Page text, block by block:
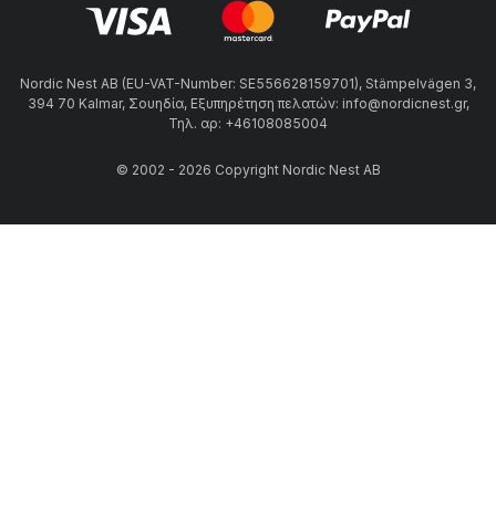
Nordic Nest AB (EU-VAT-Number: SE556628159701), Stämpelvägen 3,
394 70 Kalmar, Σουηδία, Εξυπηρέτηση πελατών: info@nordicnest.gr,
Τηλ. αρ: +46108085004
© 2002 - 2026 Copyright Nordic Nest AB